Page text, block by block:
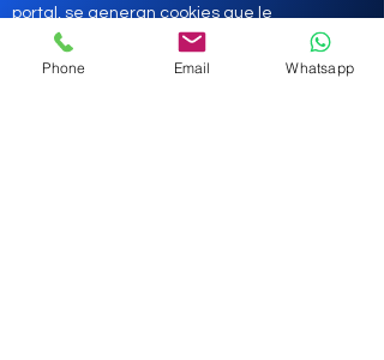
portal, se generan cookies que le
identifican como usuario registrado e
indican cuándo usted se ha
Phone Email Whatsapp